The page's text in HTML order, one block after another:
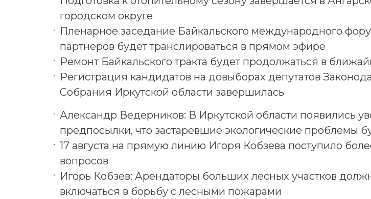
городском округе
Пленарное заседание Байкальского международного
партнеров будет транслироваться в прямом эфире
Ремонт Байкальского тракта будет продолжаться в
Регистрация кандидатов на довыборах депутатов
Собрания Иркутской области завершилась
Александр Ведерников: В Иркутской области появились
предпосылки, что застаревшие экологические проблемы
17 августа на прямую линию Игоря Кобзева поступило
вопросов
Игорь Кобзев: Арендаторы больших лесных участков
включаться в борьбу с лесными пожарами